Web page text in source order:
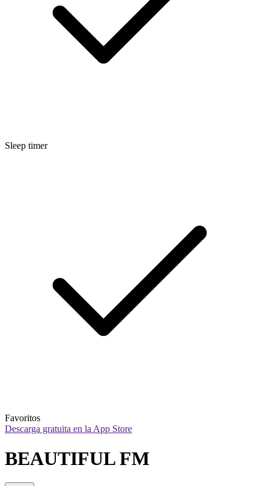
Sleep timer
Favoritos
Descarga gratuita en la App Store
BEAUTIFUL FM